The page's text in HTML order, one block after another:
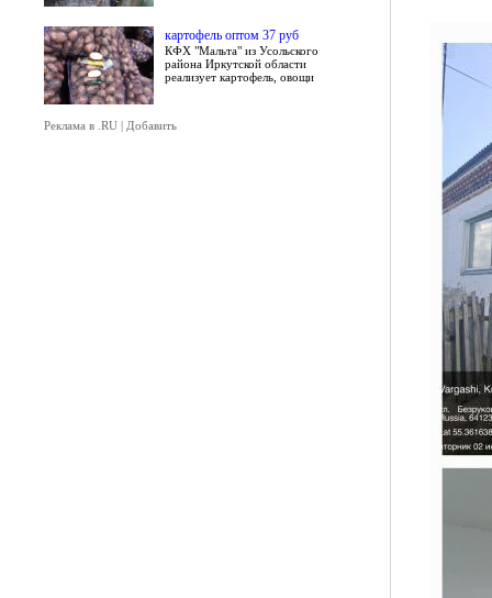
картофель оптом 37 руб
КФХ "Мальта" из Усольского
района Иркутской области
реализует картофель, овощи
Реклама в .RU| Добавить